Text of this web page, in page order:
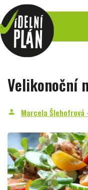
Velikonoční
person Marcela Šlehofrová